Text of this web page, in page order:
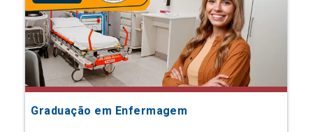
Graduação em Enfermagem